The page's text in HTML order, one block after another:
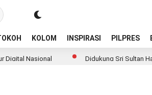
KOLOM INSPIRASI PILPRES
Didukung Sri Sultan Hamengku